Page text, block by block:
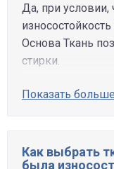
Да, при условии,
Основа Ткань
стирки.
Показать больше
Как выбрать
была